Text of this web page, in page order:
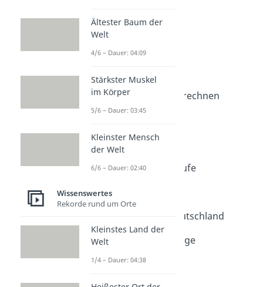
Weitere Inhalte:
Wissenswertes
Noten & Punkte
Dauer: 04:35
Notendurchschnitt berechnen
Dauer: 02:24
Dauer: 03:16
Punkte in Noten
Punktesystem Oberstufe
Abitur Punktetabelle
Dauer: 03:01
Schwerstes Abitur Deutschland
Dauer: 04:54
Schwerste Studiengänge
Ältester Baum der
Welt
4/6 – Dauer: 04:09
Stärkster Muskel
im Körper
5/6 – Dauer: 03:45
Kleinster Mensch
der Welt
6/6 – Dauer: 02:40
Wissenswertes
Rekorde rund um Orte
Kleinstes Land der
Welt
1/4 – Dauer: 04:38